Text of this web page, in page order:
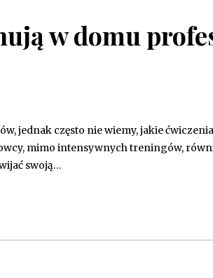
w domu
jednak często nie wiemy, jakie
mimo intensywnych treningów,
swoją…